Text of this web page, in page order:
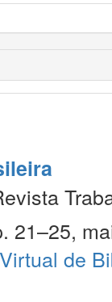
21–25,
de